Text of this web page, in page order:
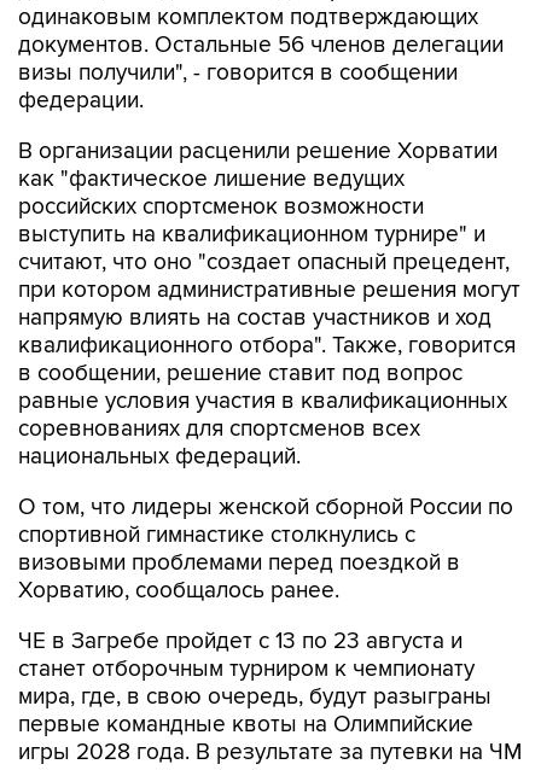
одинаковым комплектом подтверждающих
документов. Остальные 56 членов делегации
визы получили", - говорится в сообщении
федерации.
В организации расценили решение Хорватии
как "фактическое лишение ведущих
российских спортсменок возможности
выступить на квалификационном турнире" и
считают, что оно "создает опасный прецедент,
при котором административные решения могут
напрямую влиять на состав участников и ход
квалификационного отбора". Также, говорится
в сообщении, решение ставит под вопрос
равные условия участия в квалификационных
соревнованиях для спортсменов всех
национальных федераций.
О том, что лидеры женской сборной России по
спортивной гимнастике столкнулись с
визовыми проблемами перед поездкой в
Хорватию, сообщалось ранее.
ЧЕ в Загребе пройдет с 13 по 23 августа и
станет отборочным турниром к чемпионату
мира, где, в свою очередь, будут разыграны
первые командные квоты на Олимпийские
игры 2028 года. В результате за путевки на ЧМ